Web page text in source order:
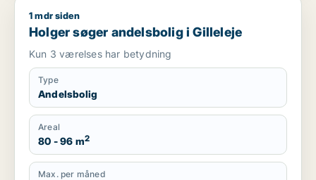
Holger søger andelsbolig i Gilleleje
1 mdr siden
Holger søger andelsbolig i Gilleleje
Kun 3 værelses har betydning
Type
Andelsbolig
Areal
80 - 96 m2
Max. per måned